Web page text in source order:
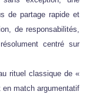
de partage rapide et
de responsabilités,
centré sur
rituel classique de «
en match argumentatif